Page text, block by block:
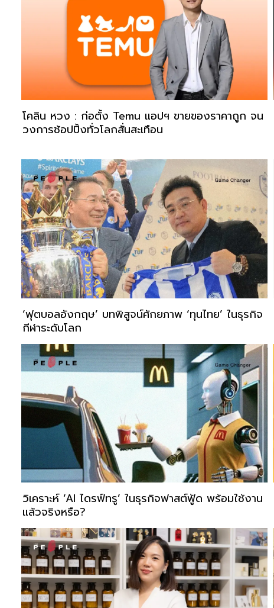
โคลิน หวง : ก่อตั้ง Temu แอปฯ ขายของราคาถูก จน
วงการช้อปปิ้งทั่วโลกสั่นสะเทือน
‘ฟุตบอลอังกฤษ’ บทพิสูจน์ศักยภาพ ‘ทุนไทย’ ในธุรกิจ
กีฬาระดับโลก
วิเคราะห์ ‘AI ไดรฟ์ทรู’ ในธุรกิจฟาสต์ฟู้ด พร้อมใช้งาน
แล้วจริงหรือ?